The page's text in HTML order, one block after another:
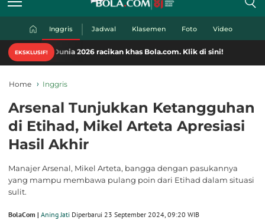
Inggris Jadwal Klasemen Foto Video
EKSKLUSIF!
2026 racikan khas Bola.com. Klik di sini!
Home Inggris
Arsenal Tunjukkan Ketangguhan
di Etihad, Mikel Arteta Apresiasi
Hasil Akhir
Manajer Arsenal, Mikel Arteta, bangga dengan pasukannya
yang mampu membawa pulang poin dari Etihad dalam situasi
sulit.
BolaCom | Aning Jati Diperbarui 23 September 2024, 09:20 WIB